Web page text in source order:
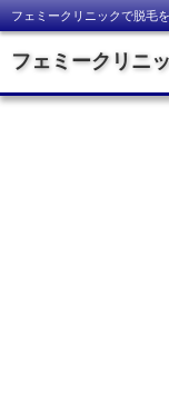
フェミークリニックで脱毛
フェミークリニ